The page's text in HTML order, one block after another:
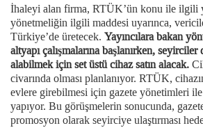
İhaleyi alan firma, RTÜK’ün konu ile ilgili
yönetmeliğin ilgili maddesi uyarınca,
Türkiye’de üretecek. Yayıncılara bakan
altyapı çalışmalarına başlanırken, seyirciler
alabilmek için set üstü cihaz satın alacak.
civarında olması planlanıyor. RTÜK,
evlere girebilmesi için gazete yönetimleri
yapıyor. Bu görüşmelerin sonucunda,
promosyon olarak seyirciye ulaştırması